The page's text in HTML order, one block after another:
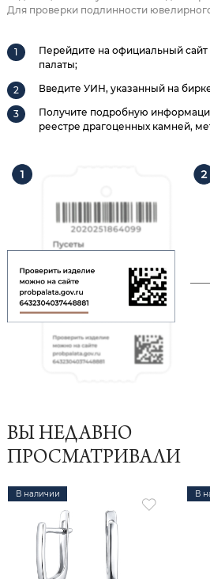
Для проверки подлинности
Перейдите на официальный
палаты;
Введите УИН, указанный на
Получите подробную
реестре драгоценных камней,
ВЫ НЕДАВНО
ПРОСМАТРИВАЛИ
В наличии В